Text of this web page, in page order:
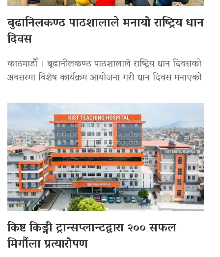
बुढानिलकण्ठ पाठशालाले मनायो राष्ट्रिय धान
दिवस
काठमाडौँ । बूढानीलकण्ठ पाठशालाले राष्ट्रिय धान दिवसको
अवसरमा विशेष कार्यक्रम आयोजना गरी धान दिवस मनाएको
किष्ट किड्नी ट्रान्सप्लान्टद्वारा २०० सफल
मिर्गौला प्रत्यारोपण